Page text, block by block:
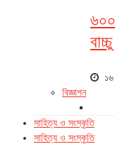
বাচ্চু
বিজ্ঞাপন
সাহিত্য ও সংস্কৃতি
সাহিত্য ও সংস্কৃতি